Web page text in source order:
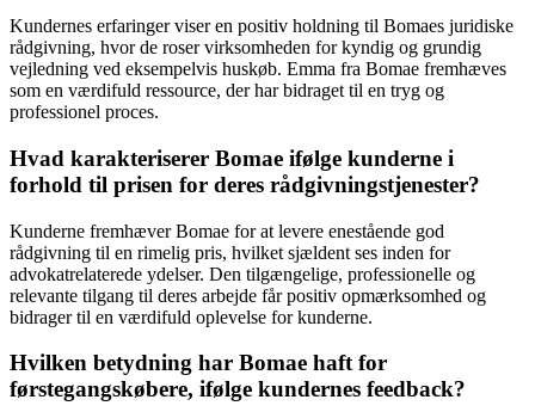
Kundernes erfaringer viser en positiv holdning til Bomaes juridiske
rådgivning, hvor de roser virksomheden for kyndig og grundig
vejledning ved eksempelvis huskøb. Emma fra Bomae fremhæves
som en værdifuld ressource, der har bidraget til en tryg og
professionel proces.
Hvad karakteriserer Bomae ifølge kunderne i
forhold til prisen for deres rådgivningstjenester?
Kunderne fremhæver Bomae for at levere enestående god
rådgivning til en rimelig pris, hvilket sjældent ses inden for
advokatrelaterede ydelser. Den tilgængelige, professionelle og
relevante tilgang til deres arbejde får positiv opmærksomhed og
bidrager til en værdifuld oplevelse for kunderne.
Hvilken betydning har Bomae haft for
førstegangskøbere, ifølge kundernes feedback?